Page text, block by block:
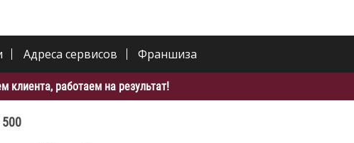
Адреса сервисов Франшиза
клиента, работаем на результат!